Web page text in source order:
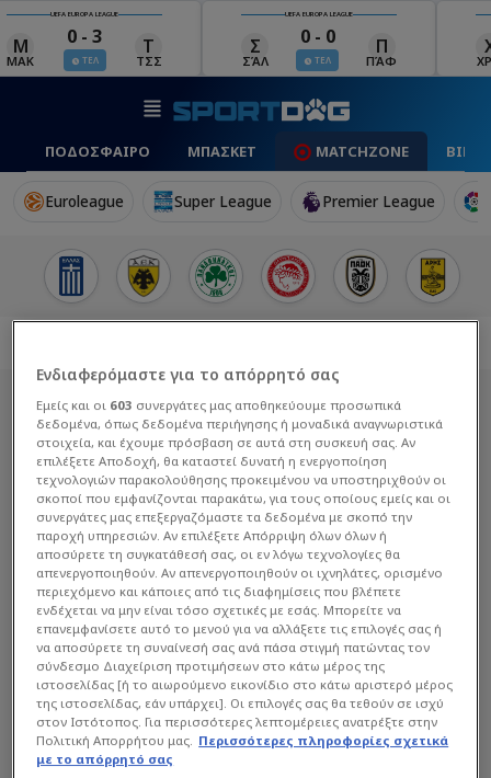
UEFA EUROPA LEAGUE
Μ
ΜΑΚ
0 - 3
ΤΕΛ
Τ
ΤΣΣ
UEFA EUROPA LEAGUE
Σ
ΣΆΛ
0 - 0
ΤΕΛ
Π
ΠΆΦ
ΠΟΔΟΣΦΑΙΡΟ ΜΠΑΣΚΕΤ MATCHZONE
Euroleague Super League Premier League
ΑΝΘΉ ΦΑΚΙΔΆΡΗ
Διαβάστε όλα τα άρθρα του Sportdog
σχετικά με το θέμα Ανθή Φακιδάρη.
Sportdog: Πιστό στον φίλαθλο.
Ενδιαφερόμαστε για το απόρρητό σας
Εμείς και οι 603 συνεργάτες μας αποθηκεύουμε προσωπικά
δεδομένα, όπως δεδομένα περιήγησης ή μοναδικά αναγνωριστικά
στοιχεία, και έχουμε πρόσβαση σε αυτά στη συσκευή σας. Αν
επιλέξετε Αποδοχή, θα καταστεί δυνατή η ενεργοποίηση
τεχνολογιών παρακολούθησης προκειμένου να υποστηριχθούν οι
σκοποί που εμφανίζονται παρακάτω, για τους οποίους εμείς και οι
συνεργάτες μας επεξεργαζόμαστε τα δεδομένα με σκοπό την
παροχή υπηρεσιών. Αν επιλέξετε Απόρριψη όλων όλων ή
αποσύρετε τη συγκατάθεσή σας, οι εν λόγω τεχνολογίες θα
απενεργοποιηθούν. Αν απενεργοποιηθούν οι ιχνηλάτες, ορισμένο
περιεχόμενο και κάποιες από τις διαφημίσεις που βλέπετε
ενδέχεται να μην είναι τόσο σχετικές με εσάς. Μπορείτε να
επανεμφανίσετε αυτό το μενού για να αλλάξετε τις επιλογές σας ή
να αποσύρετε τη συναίνεσή σας ανά πάσα στιγμή πατώντας τον
σύνδεσμο Διαχείριση προτιμήσεων στο κάτω μέρος της
ιστοσελίδας [ή το αιωρούμενο εικονίδιο στο κάτω αριστερό μέρος
της ιστοσελίδας, εάν υπάρχει]. Οι επιλογές σας θα τεθούν σε ισχύ
στον Ιστότοπος. Για περισσότερες λεπτομέρειες ανατρέξτε στην
Πολιτική Απορρήτου μας. Περισσότερες πληροφορίες σχετικά
με το απόρρητό σας